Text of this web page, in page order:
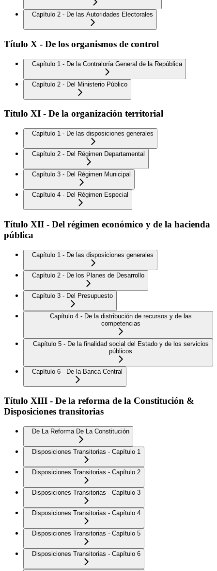
Capítulo 2 - De las Autoridades Electorales
Título X - De los organismos de control
Capítulo 1 - De la Contraloría General de la República
Capítulo 2 - Del Ministerio Público
Título XI - De la organización territorial
Capítulo 1 - De las disposiciones generales
Capítulo 2 - Del Régimen Departamental
Capítulo 3 - Del Régimen Municipal
Capítulo 4 - Del Régimen Especial
Título XII - Del régimen económico y de la hacienda
pública
Capítulo 1 - De las disposiciones generales
Capítulo 2 - De los Planes de Desarrollo
Capítulo 3 - Del Presupuesto
Capítulo 4 - De la distribución de recursos y de las
competencias
Capítulo 5 - De la finalidad social del Estado y de los servicios
públicos
Capítulo 6 - De la Banca Central
Título XIII - De la reforma de la Constitución &
Disposiciones transitorias
De La Reforma De La Constitución
Disposiciones Transitorias - Capítulo 1
Disposiciones Transitorias - Capítulo 2
Disposiciones Transitorias - Capítulo 3
Disposiciones Transitorias - Capítulo 4
Disposiciones Transitorias - Capítulo 5
Disposiciones Transitorias - Capítulo 6